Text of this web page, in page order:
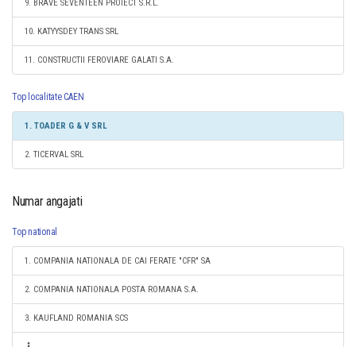
9. BRAVE SEVENTEEN PROIECT S.R.L.
10. KATYYSDEY TRANS SRL
11. CONSTRUCTII FEROVIARE GALATI S.A.
Top localitate CAEN
1. TOADER G & V SRL
2. TICERVAL SRL
Numar angajati
Top national
1. COMPANIA NATIONALA DE CAI FERATE "CFR" SA
2. COMPANIA NATIONALA POSTA ROMANA S.A.
3. KAUFLAND ROMANIA SCS